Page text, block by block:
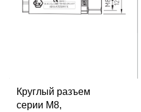
Круглый разъем
серии M8,